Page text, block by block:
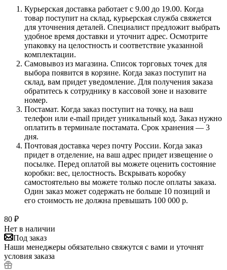
Курьерская доставка работает с 9.00 до 19.00. Когда
товар поступит на склад, курьерская служба свяжется
для уточнения деталей. Специалист предложит выбрать
удобное время доставки и уточнит адрес. Осмотрите
упаковку на целостность и соответствие указанной
комплектации.
Самовывоз из магазина. Список торговых точек для
выбора появится в корзине. Когда заказ поступит на
склад, вам придет уведомление. Для получения заказа
обратитесь к сотруднику в кассовой зоне и назовите
номер.
Постамат. Когда заказ поступит на точку, на ваш
телефон или e-mail придет уникальный код. Заказ нужно
оплатить в терминале постамата. Срок хранения — 3
дня.
Почтовая доставка через почту России. Когда заказ
придет в отделение, на ваш адрес придет извещение о
посылке. Перед оплатой вы можете оценить состояние
коробки: вес, целостность. Вскрывать коробку
самостоятельно вы можете только после оплаты заказа.
Один заказ может содержать не больше 10 позиций и
его стоимость не должна превышать 100 000 р.
80 ₽
Нет в наличии
Под заказ
Наши менеджеры обязательно свяжутся с вами и уточнят
условия заказа